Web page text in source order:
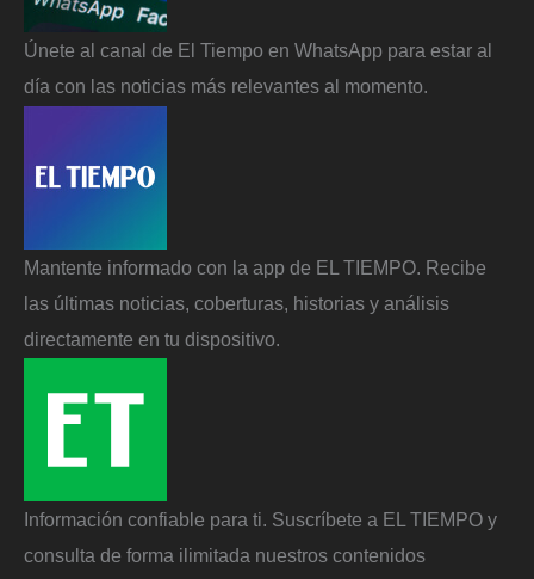
Únete al canal de El Tiempo en WhatsApp para estar al
día con las noticias más relevantes al momento.
Mantente informado con la app de EL TIEMPO. Recibe
las últimas noticias, coberturas, historias y análisis
directamente en tu dispositivo.
Información confiable para ti. Suscríbete a EL TIEMPO y
consulta de forma ilimitada nuestros contenidos